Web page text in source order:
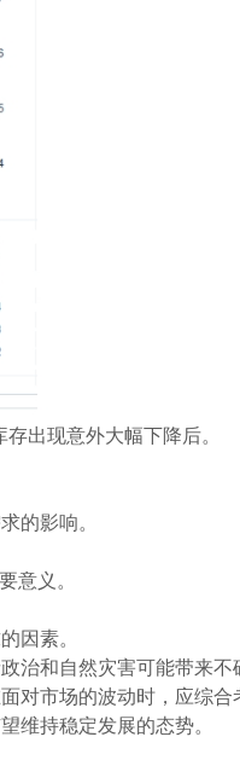
出现意外大幅下降后。
的影响。
意义。
因素。
治和自然灾害可能带来不
对市场的波动时，应综合
维持稳定发展的态势。